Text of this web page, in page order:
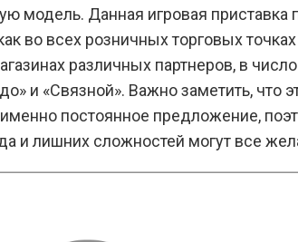
модель. Данная игровая приставка
во всех розничных торговых
различных партнеров, в
и «Связной». Важно заметить, что
постоянное предложение,
и лишних сложностей могут все